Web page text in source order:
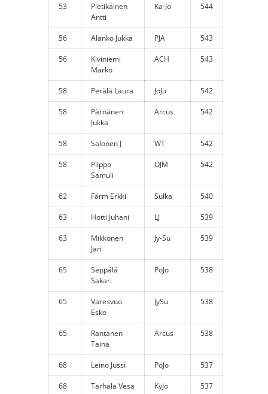
53
Pietikäinen
Antti
Ka-Jo 544
56 Alanko Jukka PJA 543
56
Kiviniemi
Marko
ACH 543
58 Perälä Laura JoJu 542
58
Pärnänen
Jukka
Arcus 542
58 Salonen J WT 542
58
Piippo
Samuli
OJM 542
62 Färm Erkki Sulka 540
63 Hotti Juhani LJ 539
63
Mikkonen
Jari
Jy-Su 539
65
Seppälä
Sakari
PoJo 538
65
Varesvuo
Esko
JySu 538
65
Rantanen
Taina
Arcus 538
68 Leino Jussi PoJo 537
68 Tarhala Vesa KyJo 537